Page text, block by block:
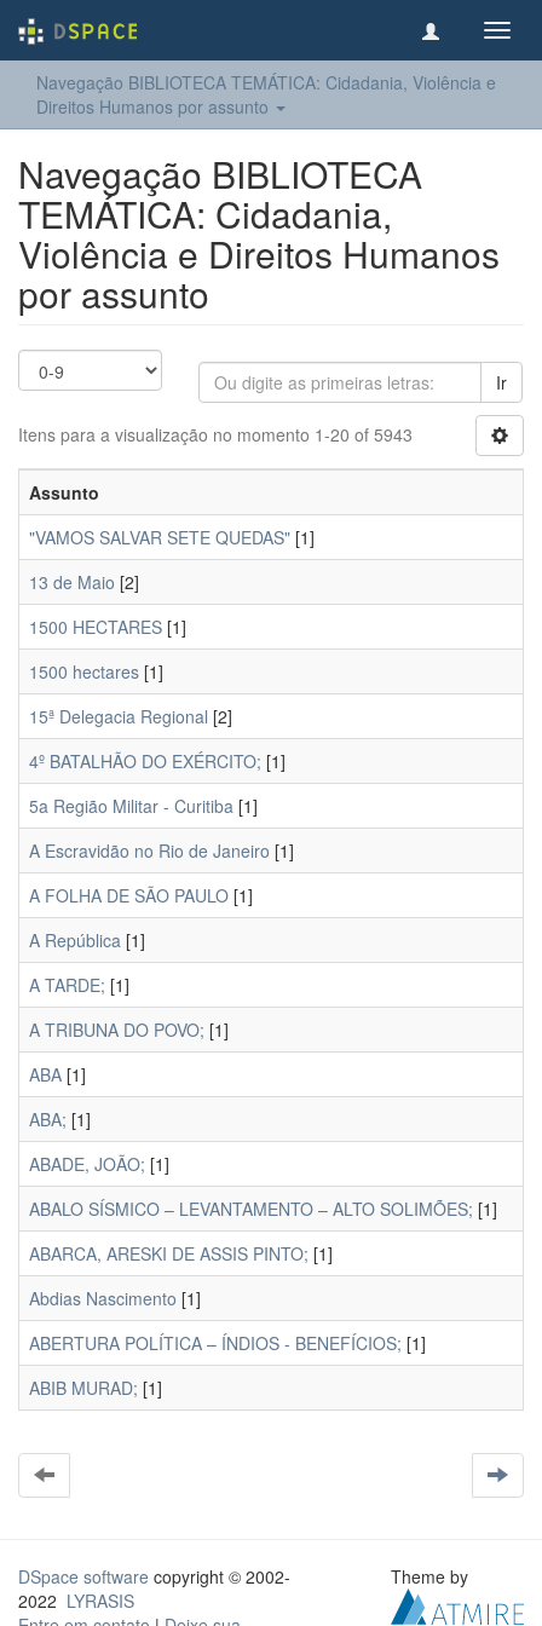
Navegação BIBLIOTECA TEMÁTICA: Cidadania, Violência e
Direitos Humanos por assunto
Navegação BIBLIOTECA
TEMÁTICA: Cidadania,
Violência e Direitos Humanos
por assunto
Ir
Itens para a visualização no momento 1-20 of 5943
Assunto
"VAMOS SALVAR SETE QUEDAS" [1]
13 de Maio [2]
1500 HECTARES [1]
1500 hectares [1]
15ª Delegacia Regional [2]
4º BATALHÃO DO EXÉRCITO; [1]
5a Região Militar - Curitiba [1]
A Escravidão no Rio de Janeiro [1]
A FOLHA DE SÃO PAULO [1]
A República [1]
A TARDE; [1]
A TRIBUNA DO POVO; [1]
ABA [1]
ABA; [1]
ABADE, JOÃO; [1]
ABALO SÍSMICO – LEVANTAMENTO – ALTO SOLIMÕES; [1]
ABARCA, ARESKI DE ASSIS PINTO; [1]
Abdias Nascimento [1]
ABERTURA POLÍTICA – ÍNDIOS - BENEFÍCIOS; [1]
ABIB MURAD; [1]
DSpace software copyright © 2002-
2022 LYRASIS
Theme by